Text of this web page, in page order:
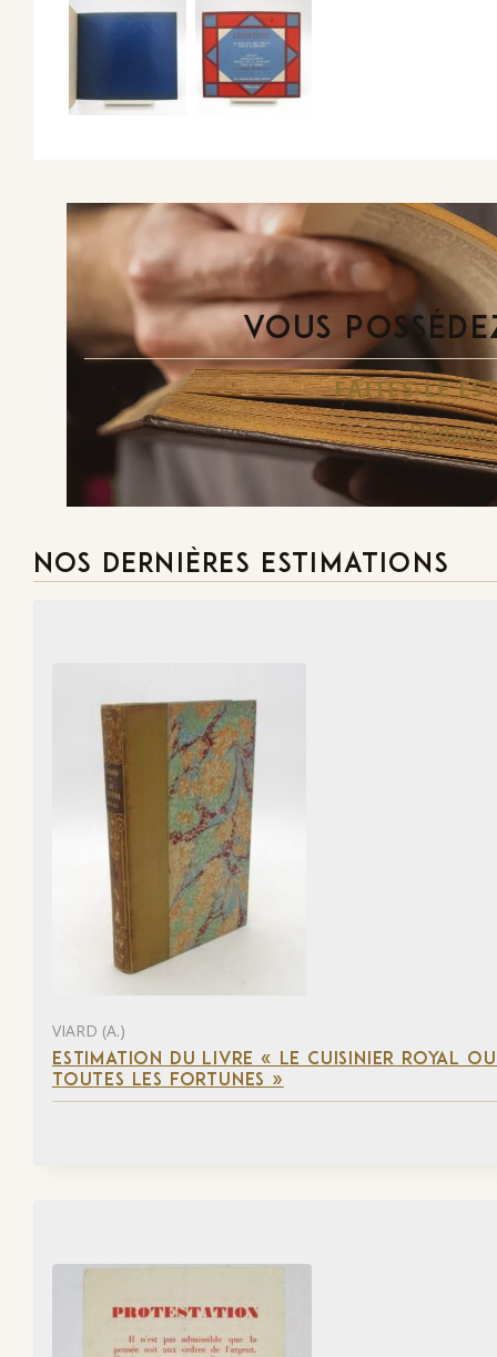
VOUS
FAITES-LE
NOS DERNIÈRES ESTIMATIONS
VIARD (A.)
ESTIMATION DU LIVRE « LE CUISINIER ROYAL
TOUTES LES FORTUNES »